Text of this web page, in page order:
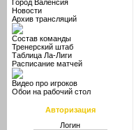
Город Валенсия
Новости
Архив трансляций
Состав команды
Тренерский штаб
Таблица Ла-Лиги
Расписание матчей
Видео про игроков
Обои на рабочий стол
Авторизация
Логин